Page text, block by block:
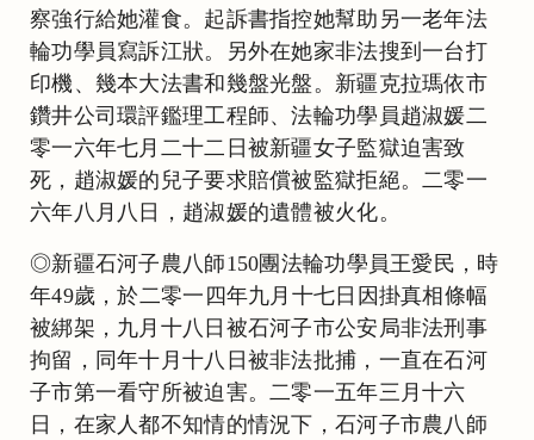
察強行給她灌食。起訴書指控她幫助另一老年法
輪功學員寫訴江狀。另外在她家非法搜到一台打
印機、幾本大法書和幾盤光盤。新疆克拉瑪依市
鑽井公司環評鑑理工程師、法輪功學員趙淑媛二
零一六年七月二十二日被新疆女子監獄迫害致
死，趙淑媛的兒子要求賠償被監獄拒絕。二零一
六年八月八日，趙淑媛的遺體被火化。
◎新疆石河子農八師150團法輪功學員王愛民，時
年49歲，於二零一四年九月十七日因掛真相條幅
被綁架，九月十八日被石河子市公安局非法刑事
拘留，同年十月十八日被非法批捕，一直在石河
子市第一看守所被迫害。二零一五年三月十六
日，在家人都不知情的情況下，石河子市農八師